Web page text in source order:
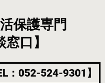
保護専門
窓口】
：052-524-9301】